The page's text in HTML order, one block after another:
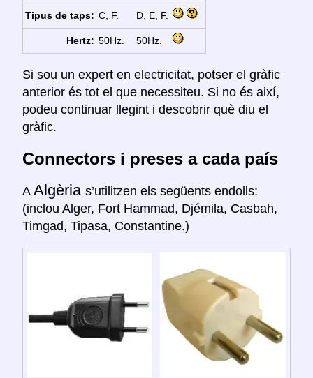
Tipus de taps: C, F. D, E, F.
Hertz: 50Hz. 50Hz.
Si sou un expert en electricitat, potser el gràfic
anterior és tot el que necessiteu. Si no és així,
podeu continuar llegint i descobrir què diu el
gràfic.
Connectors i preses a cada país
A Algèria s’utilitzen els següents endolls:
(inclou Alger, Fort Hammad, Djémila, Casbah,
Timgad, Tipasa, Constantine.)